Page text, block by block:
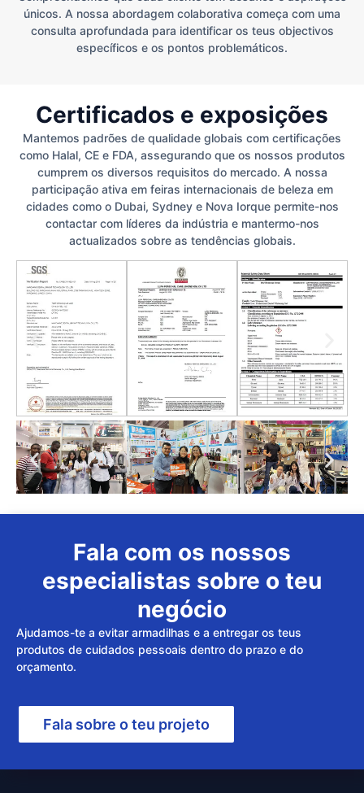
únicos. A nossa abordagem colaborativa começa com uma
consulta aprofundada para identificar os teus objectivos
específicos e os pontos problemáticos.
Certificados e exposições
Mantemos padrões de qualidade globais com certificações
como Halal, CE e FDA, assegurando que os nossos produtos
cumprem os diversos requisitos do mercado. A nossa
participação ativa em feiras internacionais de beleza em
cidades como o Dubai, Sydney e Nova Iorque permite-nos
contactar com líderes da indústria e mantermo-nos
actualizados sobre as tendências globais.
Fala com os nossos
especialistas sobre o teu
negócio
Ajudamos-te a evitar armadilhas e a entregar os teus
produtos de cuidados pessoais dentro do prazo e do
orçamento.
Fala sobre o teu projeto